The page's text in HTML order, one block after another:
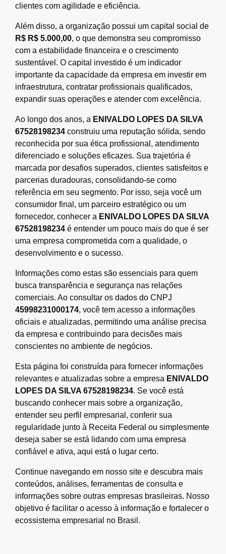
clientes com agilidade e eficiência.
Além disso, a organização possui um capital social de
R$ R$ 5.000,00, o que demonstra seu compromisso
com a estabilidade financeira e o crescimento
sustentável. O capital investido é um indicador
importante da capacidade da empresa em investir em
infraestrutura, contratar profissionais qualificados,
expandir suas operações e atender com excelência.
Ao longo dos anos, a ENIVALDO LOPES DA SILVA
67528198234 construiu uma reputação sólida, sendo
reconhecida por sua ética profissional, atendimento
diferenciado e soluções eficazes. Sua trajetória é
marcada por desafios superados, clientes satisfeitos e
parcerias duradouras, consolidando-se como
referência em seu segmento. Por isso, seja você um
consumidor final, um parceiro estratégico ou um
fornecedor, conhecer a ENIVALDO LOPES DA SILVA
67528198234 é entender um pouco mais do que é ser
uma empresa comprometida com a qualidade, o
desenvolvimento e o sucesso.
Informações como estas são essenciais para quem
busca transparência e segurança nas relações
comerciais. Ao consultar os dados do CNPJ
45998231000174, você tem acesso a informações
oficiais e atualizadas, permitindo uma análise precisa
da empresa e contribuindo para decisões mais
conscientes no ambiente de negócios.
Esta página foi construída para fornecer informações
relevantes e atualizadas sobre a empresa ENIVALDO
LOPES DA SILVA 67528198234. Se você está
buscando conhecer mais sobre a organização,
entender seu perfil empresarial, conferir sua
regularidade junto à Receita Federal ou simplesmente
deseja saber se está lidando com uma empresa
confiável e ativa, aqui está o lugar certo.
Continue navegando em nosso site e descubra mais
conteúdos, análises, ferramentas de consulta e
informações sobre outras empresas brasileiras. Nosso
objetivo é facilitar o acesso à informação e fortalecer o
ecossistema empresarial no Brasil.